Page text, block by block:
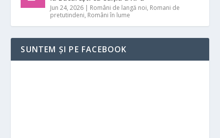
Jun 24, 2026 | Români de langă noi, Romani de
pretutindeni, Români în lume
SUNTEM ȘI PE FACEBOOK